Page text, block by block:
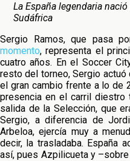
La España legendaria
Sudáfrica
Sergio Ramos, que pasa
momento, representa el
cuatro años. En el Soccer
resto del torneo, Sergio
el gran cambio frente a lo de
presencia en el carril diestro
salida de la Selección, que
Sergio, a diferencia de
Arbeloa, ejercía muy a
decir, la trasladaba. España
así, pues Azpilicueta y